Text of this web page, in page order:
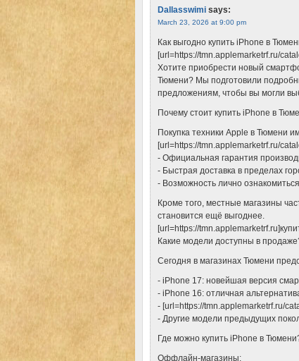
Dallasswimi says:
March 23, 2026 at 9:00 pm
Как выгодно купить iPhone в
[url=https://tmn.applemarketrf.ru/
Хотите приобрести новый
Тюмени? Мы подготовили
предложениям, чтобы вы могли
Почему стоит купить iPhone в
Покупка техники Apple в Тюмени
[url=https://tmn.applemarketrf.ru/
- Официальная гарантия
- Быстрая доставка в пределах
- Возможность лично
Кроме того, местные магазины
становится ещё выгоднее.
[url=https://
Какие модели доступны в
Сегодня в магазинах Тюмени
- iPhone 17: новейшая версия
- iPhone 16: отличная
- [url=https://tmn.applemarketrf.ru/
- Другие модели предыдущих
Где можно купить iPhone в
Оффлайн-магазины: